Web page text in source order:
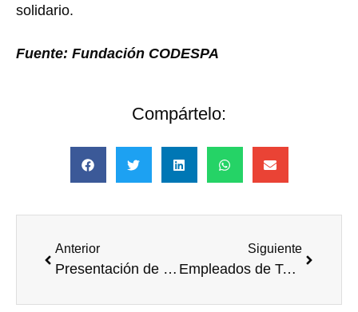
solidario.
Fuente: Fundación CODESPA
Compártelo:
Anterior
Presentación de la guía “Relación entre las entidades de acción voluntaria (EAV) y las empresas”
Siguiente
Empleados de Telefónica y sus acciones solidarias en Argentina